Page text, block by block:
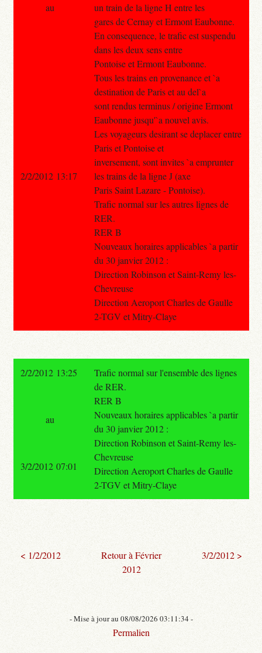
un train de la ligne H entre les
gares de Cernay et Ermont Eaubonne.
En consequence, le trafic est suspendu
dans les deux sens entre
Pontoise et Ermont Eaubonne.
Tous les trains en provenance et `a
destination de Paris et au del`a
sont rendus terminus / origine Ermont
Eaubonne jusqu'`a nouvel avis.
Les voyageurs desirant se deplacer entre
Paris et Pontoise et
inversement, sont invites `a emprunter
les trains de la ligne J (axe
Paris Saint Lazare - Pontoise).
Trafic normal sur les autres lignes de
RER.
RER B
Nouveaux horaires applicables `a partir
du 30 janvier 2012 :
Direction Robinson et Saint-Remy les-
Chevreuse
Direction Aeroport Charles de Gaulle
2-TGV et Mitry-Claye
au
2/2/2012 13:17
2/2/2012 13:25
Trafic normal sur l'ensemble des lignes
de RER.
RER B
Nouveaux horaires applicables `a partir
du 30 janvier 2012 :
Direction Robinson et Saint-Remy les-
Chevreuse
Direction Aeroport Charles de Gaulle
2-TGV et Mitry-Claye
au
3/2/2012 07:01
< 1/2/2012
Retour à Février
2012
3/2/2012 >
- Mise à jour au 08/08/2026 03:11:34 -
Permalien